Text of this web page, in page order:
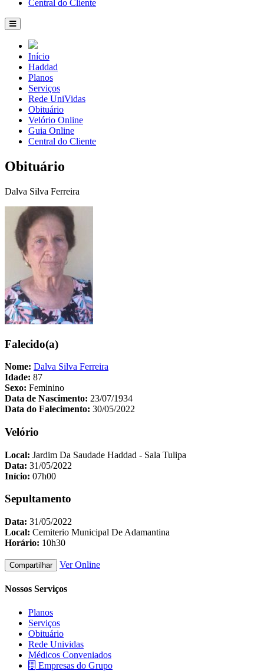
Central do Cliente
Início
Haddad
Planos
Serviços
Rede UniVidas
Obituário
Velório Online
Guia Online
Central do Cliente
Obituário
Dalva Silva Ferreira
Falecido(a)
Nome: Dalva Silva Ferreira
Idade: 87
Sexo: Feminino
Data de Nascimento: 23/07/1934
Data do Falecimento: 30/05/2022
Velório
Local: Jardim Da Saudade Haddad - Sala Tulipa
Data: 31/05/2022
Início: 07h00
Sepultamento
Data: 31/05/2022
Local: Cemiterio Municipal De Adamantina
Horário: 10h30
Compartilhar Ver Online
Nossos Serviços
Planos
Serviços
Obituário
Rede Unividas
Médicos Conveniados
Empresas do Grupo